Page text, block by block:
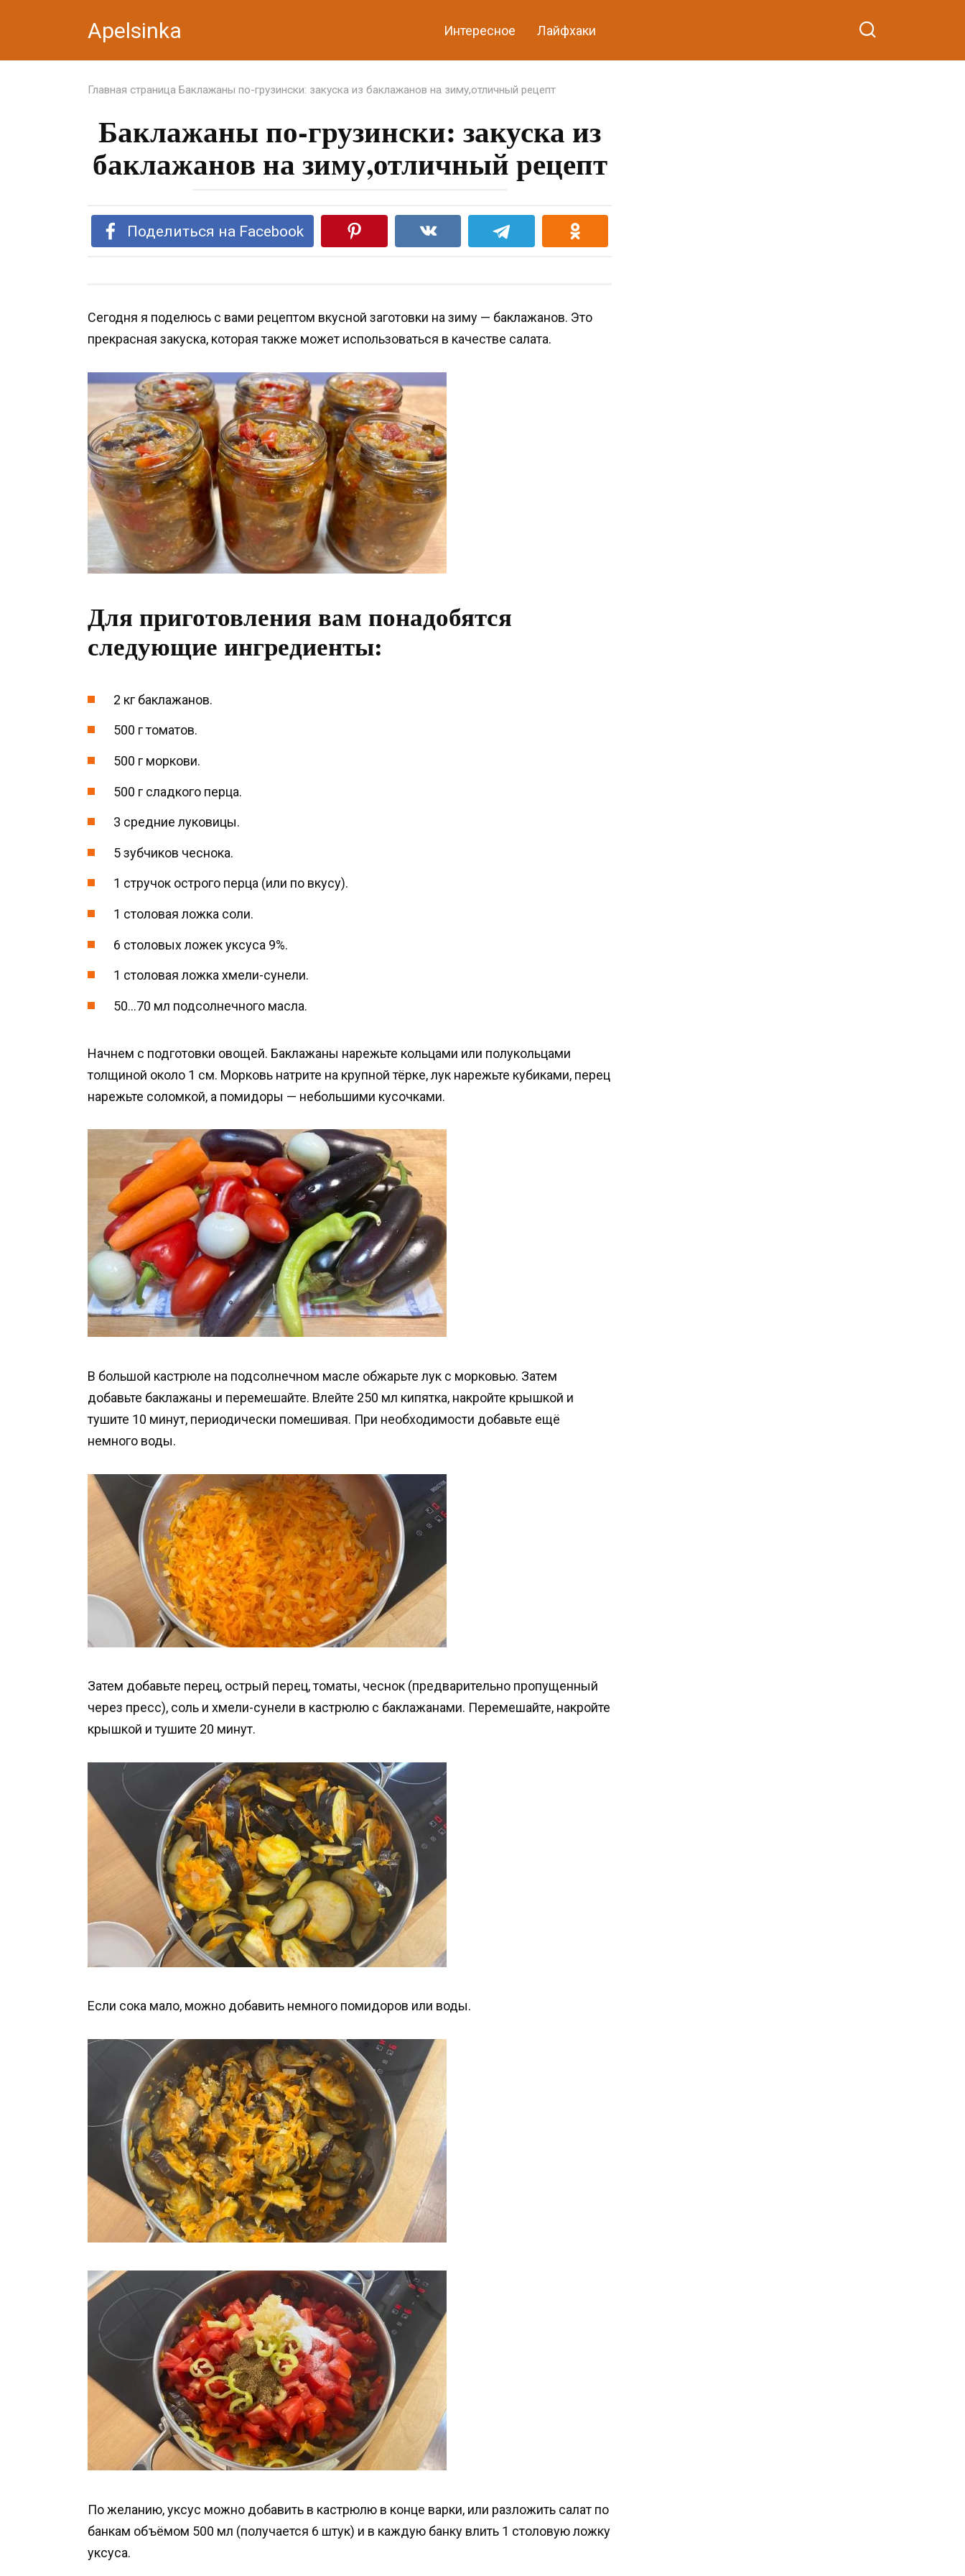
Apelsinka Интересное Лайфхаки
Главная страница Баклажаны по-грузински: закуска из баклажанов на зиму,отличный рецепт
Баклажаны по-грузински: закуска из
баклажанов на зиму,отличный рецепт
Поделиться на Facebook
Сегодня я поделюсь с вами рецептом вкусной заготовки на зиму — баклажанов. Это
прекрасная закуска, которая также может использоваться в качестве салата.
Для приготовления вам понадобятся
следующие ингредиенты:
2 кг баклажанов.
500 г томатов.
500 г моркови.
500 г сладкого перца.
3 средние луковицы.
5 зубчиков чеснока.
1 стручок острого перца (или по вкусу).
1 столовая ложка соли.
6 столовых ложек уксуса 9%.
1 столовая ложка хмели-сунели.
50…70 мл подсолнечного масла.
Начнем с подготовки овощей. Баклажаны нарежьте кольцами или полукольцами
толщиной около 1 см. Морковь натрите на крупной тёрке, лук нарежьте кубиками, перец
нарежьте соломкой, а помидоры — небольшими кусочками.
В большой кастрюле на подсолнечном масле обжарьте лук с морковью. Затем
добавьте баклажаны и перемешайте. Влейте 250 мл кипятка, накройте крышкой и
тушите 10 минут, периодически помешивая. При необходимости добавьте ещё
немного воды.
Затем добавьте перец, острый перец, томаты, чеснок (предварительно пропущенный
через пресс), соль и хмели-сунели в кастрюлю с баклажанами. Перемешайте, накройте
крышкой и тушите 20 минут.
Если сока мало, можно добавить немного помидоров или воды.
По желанию, уксус можно добавить в кастрюлю в конце варки, или разложить салат по
банкам объёмом 500 мл (получается 6 штук) и в каждую банку влить 1 столовую ложку
уксуса.